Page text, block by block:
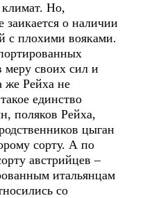
Но,
о наличии
с плохими вояками.
меру своих сил и
же Рейха не
единство
поляков Рейха,
цыган
сорту. А по
австрийцев –
итальянцам
со